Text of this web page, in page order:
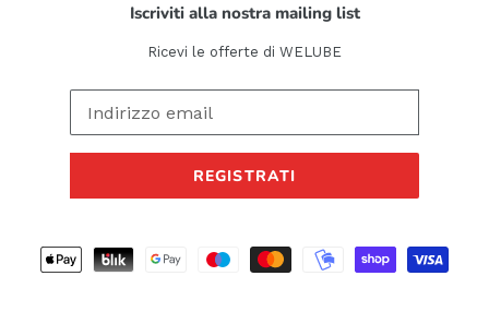
Iscriviti alla nostra mailing list
Ricevi le offerte di WELUBE
REGISTRATI
pagamento